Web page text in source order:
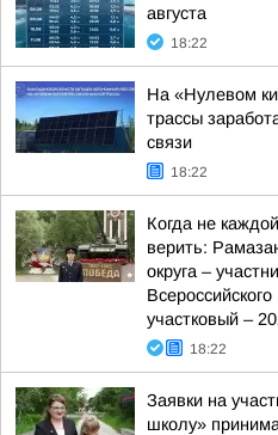
августа
18:22
На «Нулевом
трассы
связи
18:22
Когда не
верить:
округа –
участковый –
18:22
Заявки на
школу»